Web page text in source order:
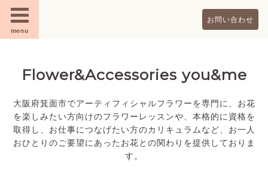
menu
お問い合わせ
Flower&Accessories you&me
大阪府箕面市でアーティフィシャルフラワーを専門に、お花
を楽しみたい方向けのフラワーレッスンや、本格的に資格を
取得し、お仕事につなげたい方のカリキュラムなど、お一人
おひとりのご要望にあったお花との関わりを提供しておりま
す。